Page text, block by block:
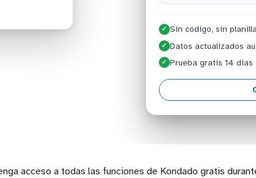
✓ Sin código, sin
✓ Datos actualizados
✓ Prueba gratis 14 días
acceso a todas las funciones de Kondado gratis